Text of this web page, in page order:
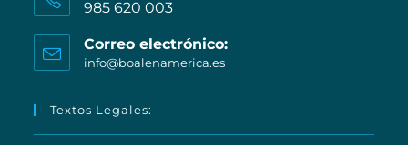
985 620 003
Correo electrónico:
info@boalenamerica.esSe
Textos Legales: